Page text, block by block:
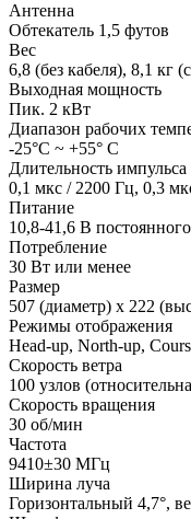
Антенна
Обтекатель 1,5 футов
Вес
6,8 (без кабеля), 8,1 кг
Выходная мощность
Пик. 2 кВт
Диапазон рабочих
-25°C ~ +55° C
Длительность
0,1 мкс / 2200 Гц, 0,3
Питание
10,8-41,6 В
Потребление
30 Вт или менее
Размер
507 (диаметр) х 222
Режимы отображения
Head-up, North-up,
Скорость ветра
100 узлов
Скорость вращения
30 об/мин
Частота
9410±30 МГц
Ширина луча
Горизонтальный 4,7°,